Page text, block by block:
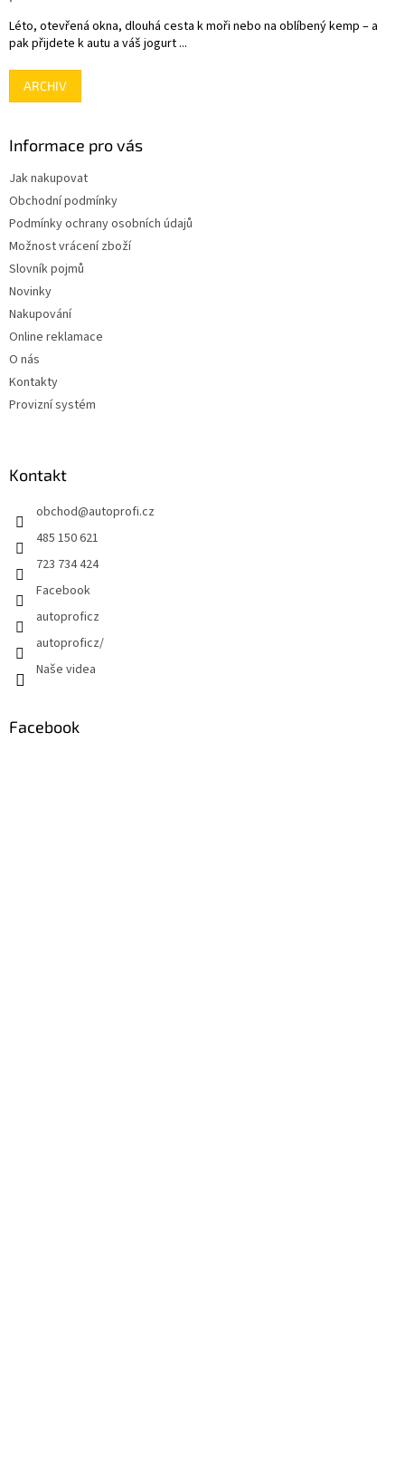
i
Léto, otevřená okna, dlouhá cesta k moři nebo na oblíbený kemp – a
pak přijdete k autu a váš jogurt ...
ARCHIV
Informace pro vás
Jak nakupovat
Obchodní podmínky
Podmínky ochrany osobních údajů
Možnost vrácení zboží
Slovník pojmů
Novinky
Nakupování
Online reklamace
O nás
Kontakty
Provizní systém
Kontakt
obchod@autoprofi.cz
485 150 621
723 734 424
Facebook
autoproficz
autoproficz/
Naše videa
Facebook